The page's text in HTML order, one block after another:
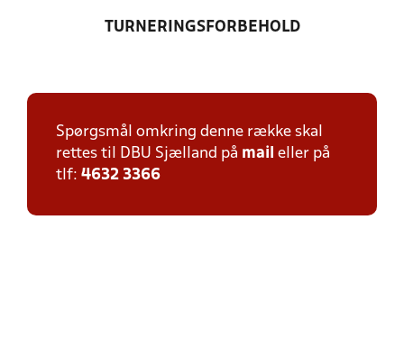
TURNERINGSFORBEHOLD
Spørgsmål omkring denne række skal
rettes til DBU Sjælland på mail eller på
tlf: 4632 3366